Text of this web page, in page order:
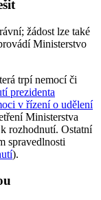
žádost lze také
Ministerstvo
trpí nemocí či
prezidenta
v řízení o udělení
Ministerstva
rozhodnutí. Ostatní
spravedlnosti
).